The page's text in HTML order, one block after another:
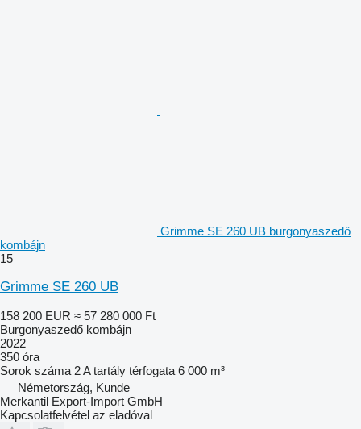
Grimme SE 260 UB burgonyaszedő
kombájn
15
Grimme SE 260 UB
158 200 EUR ≈ 57 280 000 Ft
Burgonyaszedő kombájn
2022
350 óra
Sorok száma 2A tartály térfogata 6 000 m³
Németország, Kunde
Merkantil Export-Import GmbH
Kapcsolatfelvétel az eladóval